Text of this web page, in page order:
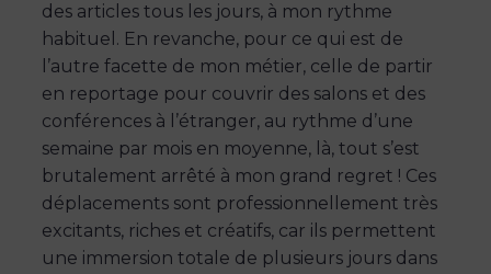
des articles tous les jours, à mon rythme
habituel. En revanche, pour ce qui est de
l’autre facette de mon métier, celle de partir
en reportage pour couvrir des salons et des
conférences à l’étranger, au rythme d’une
semaine par mois en moyenne, là, tout s’est
brutalement arrêté à mon grand regret ! Ces
déplacements sont professionnellement très
excitants, riches et créatifs, car ils permettent
une immersion totale de plusieurs jours dans